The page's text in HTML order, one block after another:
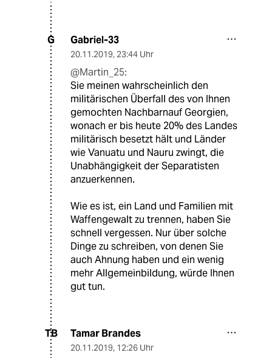
G Gabriel-33
20.11.2019, 23:44 Uhr
@Martin_25:
Sie meinen wahrscheinlich den
militärischen Überfall des von Ihnen
gemochten Nachbarnauf Georgien,
wonach er bis heute 20% des Landes
militärisch besetzt hält und Länder
wie Vanuatu und Nauru zwingt, die
Unabhängigkeit der Separatisten
anzuerkennen.
Wie es ist, ein Land und Familien mit
Waffengewalt zu trennen, haben Sie
schnell vergessen. Nur über solche
Dinge zu schreiben, von denen Sie
auch Ahnung haben und ein wenig
mehr Allgemeinbildung, würde Ihnen
gut tun.
TB Tamar Brandes
20.11.2019, 12:26 Uhr